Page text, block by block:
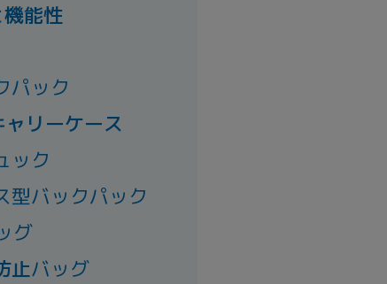
能性
パック
リーケース
ック
型バックパック
グ
止バッグ